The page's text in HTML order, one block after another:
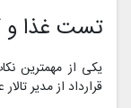
تست غذا و
یکی از مهمترین
قرارداد از مدیر